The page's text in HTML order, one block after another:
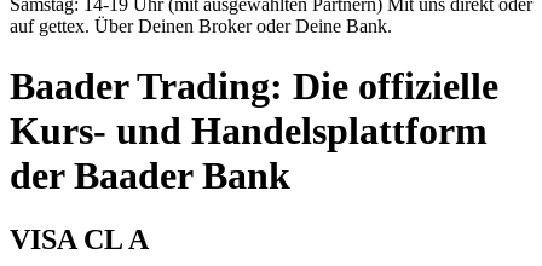
Samstag: 14-19 Uhr (mit ausgewählten Partnern) Mit uns direkt oder
auf gettex. Über Deinen Broker oder Deine Bank.
Baader Trading: Die offizielle
Kurs- und Handelsplattform
der Baader Bank
VISA CL A